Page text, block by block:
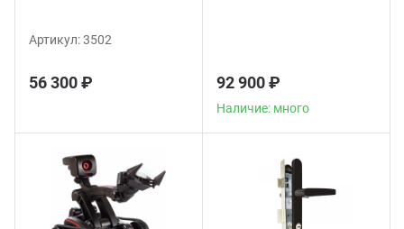
Артикул:3502
56 300 ₽ 92 900 ₽
Наличие: много